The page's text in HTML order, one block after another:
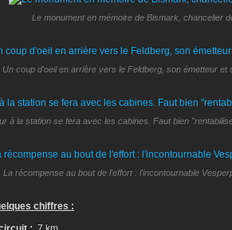
Le monument en mémoire de Bismark, chancelier
Un coup d'oeil en arrière vers le Feldberg, son émetteur et
à la station se fera avec les cabines. Faut bien
La récompense au bout de l'effort : l'incontournable
chiffres :